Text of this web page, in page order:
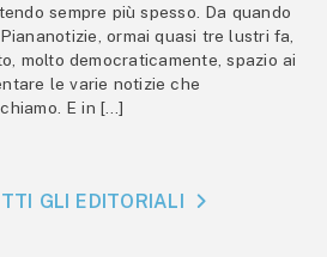
sempre più spesso. Da quando
ormai quasi tre lustri fa,
molto democraticamente, spazio ai
le varie notizie che
E in […]
GLI EDITORIALI